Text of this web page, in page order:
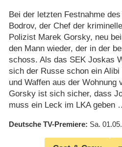
Bei der letzten Festnahme
Bodrov, der Chef der
Polizist Marek Gorsky, neu
den Mann wieder, der in der
schoss. Als das SEK Joskas
sich der Russe schon ein
und Waffen aus der Wohnung
Gorsky ist sich sicher, dass
muss ein Leck im LKA geben
Deutsche TV-Premiere Sa.